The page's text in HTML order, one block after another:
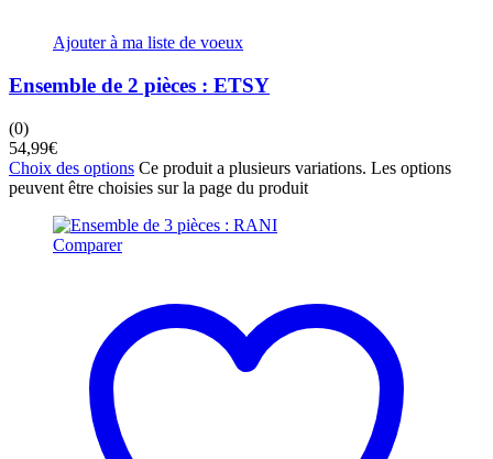
Ajouter à ma liste de voeux
Ensemble de 2 pièces : ETSY
(0)
54,99€
Choix des options Ce produit a plusieurs variations. Les options
peuvent être choisies sur la page du produit
Comparer